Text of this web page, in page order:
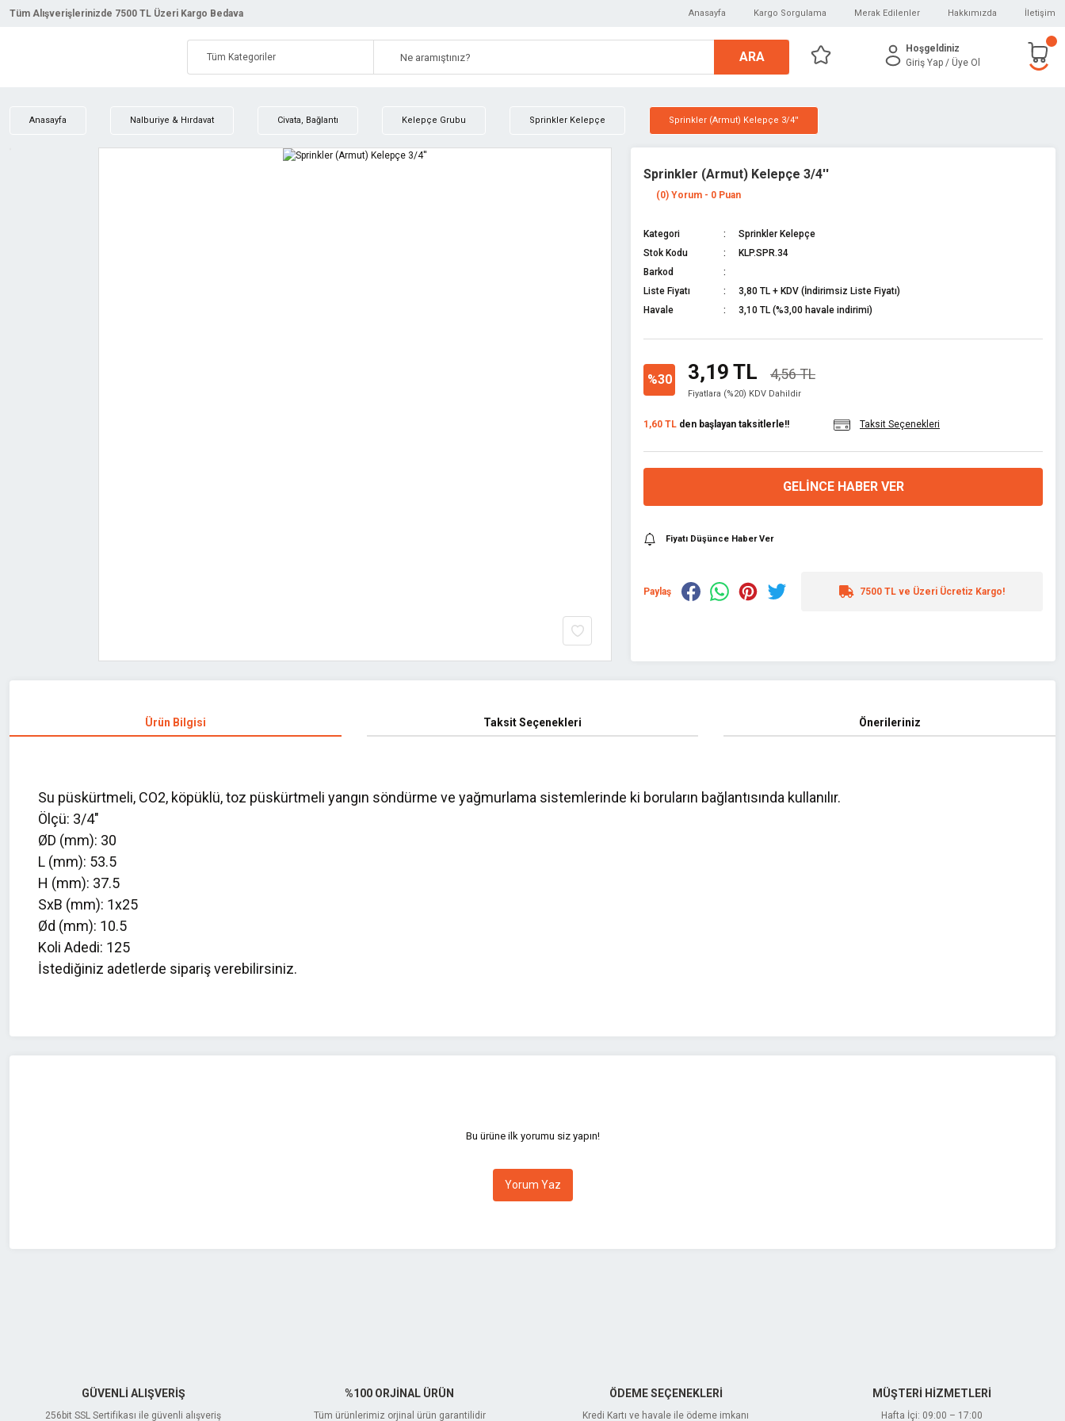
Tüm Alışverişlerinizde 7500 TL Üzeri Kargo Bedava Anasayfa Kargo Sorgulama Merak Edilenler Hakkımızda İletişim
ARA
Hoşgeldiniz
Giriş Yap / Üye Ol
Anasayfa Nalburiye & Hırdavat Civata, Bağlantı Kelepçe Grubu Sprinkler Kelepçe Sprinkler (Armut) Kelepçe 3/4''
Sprinkler (Armut) Kelepçe 3/4''
(0) Yorum - 0 Puan
Kategori
Sprinkler Kelepçe
Stok Kodu
KLP.SPR.34
Barkod
Liste Fiyatı
3,80 TL + KDV (İndirimsiz Liste Fiyatı)
Havale
3,10 TL (%3,00 havale indirimi)
%30 3,19 TL 4,56 TL
Fiyatlara (%20) KDV Dahildir
1,60 TL den başlayan taksitlerle!! Taksit Seçenekleri
GELINCE HABER VER
Fiyatı Düşünce Haber Ver
Paylaş 7500 TL ve Üzeri Ücretiz Kargo!
Ürün Bilgisi Taksit Seçenekleri Önerileriniz
Su püskürtmeli, CO2, köpüklü, toz püskürtmeli yangın söndürme ve yağmurlama sistemlerinde ki boruların bağlantısında kullanılır.
Ölçü: 3/4"
ØD (mm): 30
L (mm): 53.5
H (mm): 37.5
SxB (mm): 1x25
Ød (mm): 10.5
Koli Adedi: 125
İstediğiniz adetlerde sipariş verebilirsiniz.
Görüş ve önerileriniz için teşekkür ederiz.
Bu ürüne ilk yorumu siz yapın!
Yorum Yaz
GÜVENLİ ALIŞVERİŞ
256bit SSL Sertifikası ile güvenli alışveriş
%100 ORJİNAL ÜRÜN
Tüm ürünlerimiz orjinal ürün garantilidir
ÖDEME SEÇENEKLERİ
Kredi Kartı ve havale ile ödeme imkanı
MÜŞTERİ HİZMETLERİ
Hafta İçi: 09:00 – 17:00